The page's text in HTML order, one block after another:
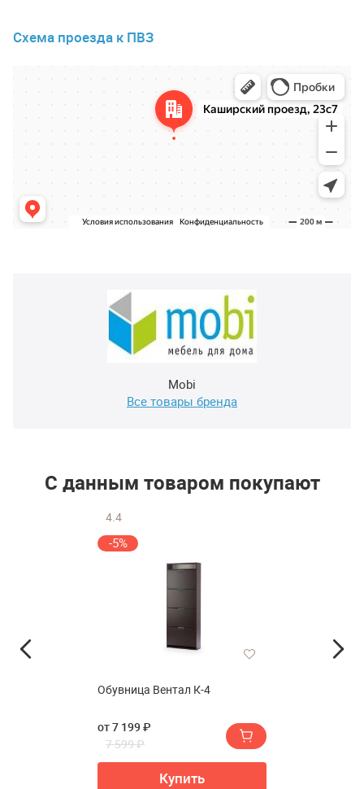
Схема проезда к ПВЗ
Mobi
Все товары бренда
С данным товаром покупают
4.4
-5%
Обувница Вентал К-4
от 7 199 ₽
7 599 ₽
Купить